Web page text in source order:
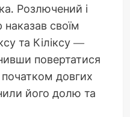
Розлючений і
своїм
та Кіліксу —
повертатися
початком довгих
його долю та